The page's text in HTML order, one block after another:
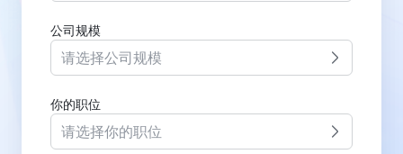
公司规模
请选择公司规模
你的职位
请选择你的职位